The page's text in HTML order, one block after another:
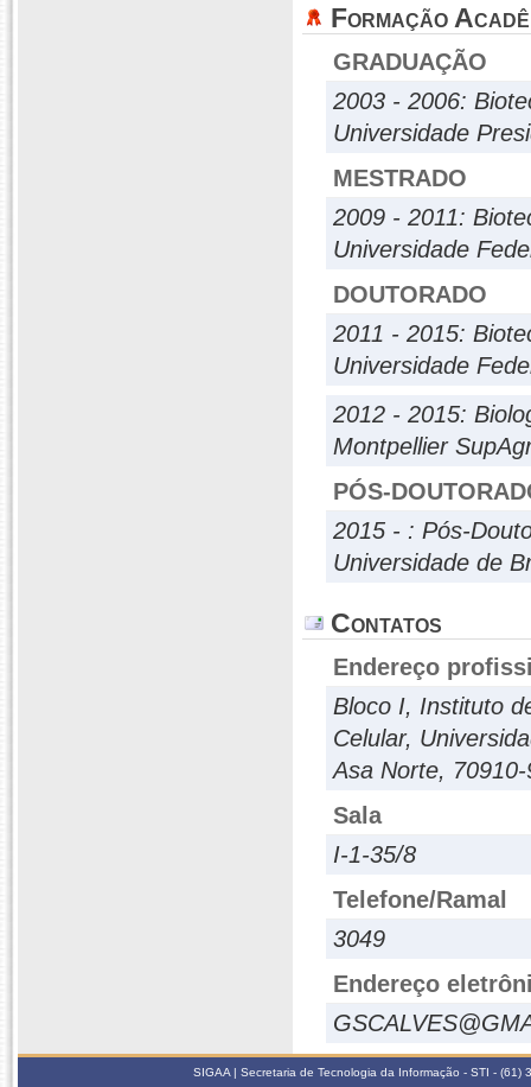
Formação
GRADUAÇÃO
2003 - 2006:
Universidade
MESTRADO
2009 - 2011:
Universidade
DOUTORADO
2011 - 2015:
Universidade
2012 - 2015:
Montpellier
PÓS-
2015 - : Pós-
Universidade de
Contatos
Endereço
Bloco I, Instituto
Celular,
Asa Norte,
Sala
I-1-35/8
Telefone/Ramal
3049
Endereço
SIGAA | Secretaria de Tecnologia da Informação - STI -